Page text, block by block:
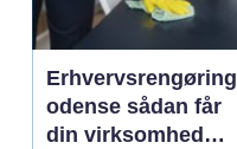
Erhvervsrengøring
odense sådan får
din virksomhed